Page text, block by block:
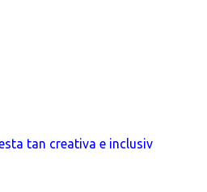
tan creativa e inclusiv